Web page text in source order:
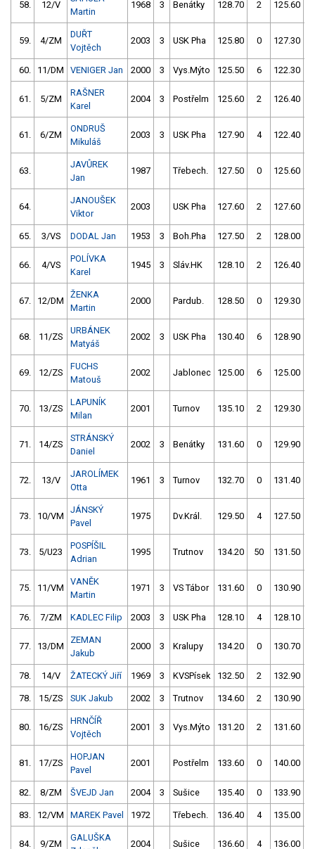
58. 12/V
Martin
1968 3 Benátky 128.70 2 125.60
59. 4/ZM
DUŘT
Vojtěch
2003 3 USK Pha 125.80 0 127.30
60. 11/DM VENIGER Jan 2000 3 Vys.Mýto 125.50 6 122.30
61. 5/ZM
RAŠNER
Karel
2004 3 Postřelm 125.60 2 126.40
61. 6/ZM
ONDRUŠ
Mikuláš
2003 3 USK Pha 127.90 4 122.40
63.
JAVŮREK
Jan
1987 Třebech. 127.50 0 125.60
64.
JANOUŠEK
Viktor
2003 USK Pha 127.60 2 127.60
65. 3/VS DODAL Jan 1953 3 Boh.Pha 127.50 2 128.00
66. 4/VS
POLÍVKA
Karel
1945 3 Sláv.HK 128.10 2 126.40
67. 12/DM
ŽENKA
Martin
2000 Pardub. 128.50 0 129.30
68. 11/ZS
URBÁNEK
Matyáš
2002 3 USK Pha 130.40 6 128.90
69. 12/ZS
FUCHS
Matouš
2002 Jablonec 125.00 6 125.00
70. 13/ZS
LAPUNÍK
Milan
2001 Turnov 135.10 2 129.30
71. 14/ZS
STRÁNSKÝ
Daniel
2002 3 Benátky 131.60 0 129.90
72. 13/V
JAROLÍMEK
Otta
1961 3 Turnov 132.70 0 131.40
73. 10/VM
JÁNSKÝ
Pavel
1975 Dv.Král. 129.50 4 127.50
73. 5/U23
POSPÍŠIL
Adrian
1995 Trutnov 134.20 50 131.50
75. 11/VM
VANĚK
Martin
1971 3 VS Tábor 131.60 0 130.90
76. 7/ZM KADLEC Filip 2003 3 USK Pha 128.10 4 128.10
77. 13/DM
ZEMAN
Jakub
2000 3 Kralupy 134.20 0 130.70
78. 14/V ŽATECKÝ Jiří 1969 3 KVSPísek 132.50 2 132.90
78. 15/ZS SUK Jakub 2002 3 Trutnov 134.60 2 130.90
80. 16/ZS
HRNČÍŘ
Vojtěch
2001 3 Vys.Mýto 131.20 2 131.60
81. 17/ZS
HOPJAN
Pavel
2001 Postřelm 133.60 0 140.00
82. 8/ZM ŠVEJD Jan 2004 3 Sušice 135.40 0 133.90
83. 12/VM MAREK Pavel 1972 Třebech. 136.40 4 135.00
84. 9/ZM
GALUŠKA
2004 Sušice 136.60 4 136.00